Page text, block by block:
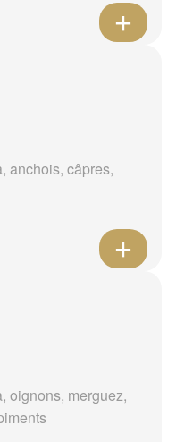
anchois, câpres,
oignons, merguez,